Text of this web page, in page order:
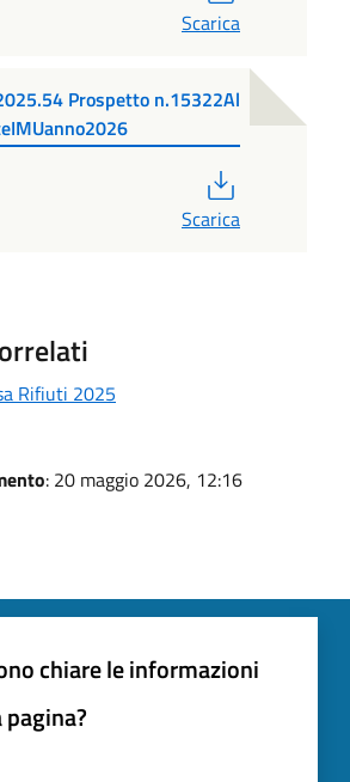
Scarica
Prospetto n.15322Al
Scarica
Rifiuti 2025
: 20 maggio 2026, 12:16
chiare le informazioni